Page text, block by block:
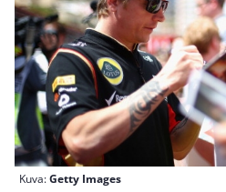
Kuva:Getty Images